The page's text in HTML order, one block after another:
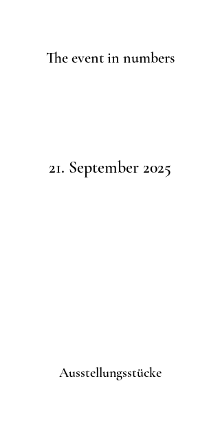
The event in numbers
21. September 2025
Ausstellungsstücke